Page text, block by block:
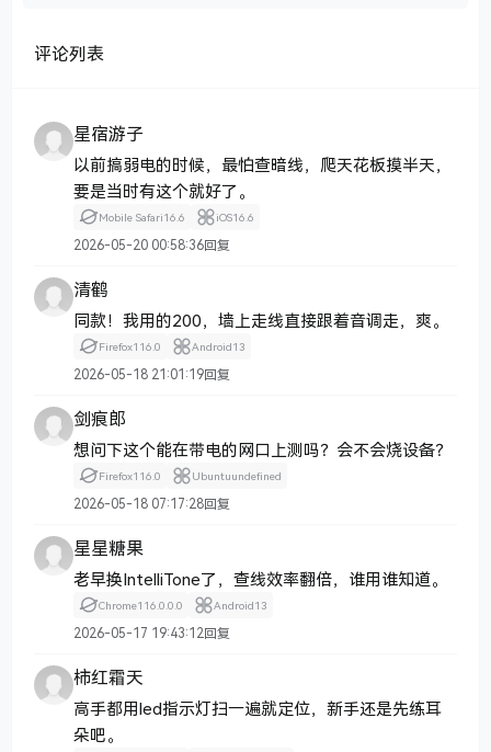
评论列表
星宿游子
以前搞弱电的时候，最怕查暗线，爬天花板摸半天，
要是当时有这个就好了。
Mobile Safari16.6 iOS16.6
2026-05-20 00:58:36回复
清鹤
同款！我用的200，墙上走线直接跟着音调走，爽。
Firefox116.0 Android13
2026-05-18 21:01:19回复
剑痕郎
想问下这个能在带电的网口上测吗？会不会烧设备？
Firefox116.0 Ubuntuundefined
2026-05-18 07:17:28回复
星星糖果
老早换IntelliTone了，查线效率翻倍，谁用谁知道。
Chrome116.0.0.0 Android13
2026-05-17 19:43:12回复
柿红霜天
高手都用led指示灯扫一遍就定位，新手还是先练耳
朵吧。